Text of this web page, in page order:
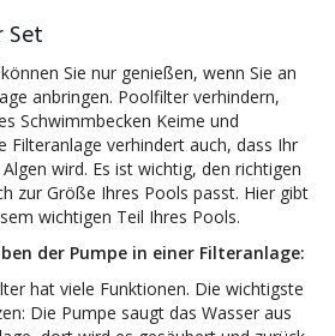
Set
Sie nur genießen, wenn Sie an
anbringen. Poolfilter verhindern,
Schwimmbecken Keime und
Filteranlage verhindert auch, dass Ihr
wird. Es ist wichtig, den richtigen
zur Größe Ihres Pools passt. Hier gibt
wichtigen Teil Ihres Pools.
der Pumpe in einer Filteranlage:
hat viele Funktionen. Die wichtigste
Die Pumpe saugt das Wasser aus